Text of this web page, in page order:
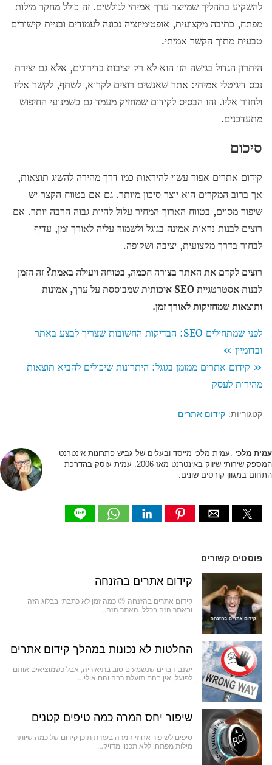
להשקיע בתהליך שמייצר ערך אמיתי לגולשים. זה כולל מחקר מילות
מפתח, כתיבה מקצועית, אופטימיזציה נכונה לעמודים ובניית קישורים
טבעית מתוך הקשר אמיתי.
היתרון הגדול בגישה הזו הוא לא רק יציבות בדירוגים, אלא גם יצירת
נכס דיגיטלי אמיתי: אתר שאנשים רוצים לקרוא, לשתף, לקשר אליו
ולחזור אליו. זהו הבסיס לקידום שמחזיק מעמד גם כשמנועי החיפוש
מתעדכנים.
סיכום
קידום אתרים אפור עשוי להיראות כמו דרך מהירה להשיג תוצאות,
אך ברוב המקרים הוא יוצר סיכון מיותר. גם אם בטווח הקצר יש
שיפור מסוים, בטווח הארוך המחיר עלול להיות גבוה הרבה יותר. אם
רוצים לבנות נראות אמינה בגוגל ולשמור עליה לאורך זמן, עדיף
לבחור בדרך מקצועית, יציבה ושקופה.
רוצים לקדם את האתר בצורה חכמה, בטוחה ויעילה באמת? זה הזמן
לבנות אסטרטגיית SEO איכותית שמבוססת על ערך, אמינות
ותוצאות שמחזיקות לאורך זמן.
לפני שמתחילים SEO: הבדיקות החשובות שצריך לבצע באתר
ובדומיין »
« קידום אתרים ממומן בגוגל: היתרונות שיכולים להביא תוצאות
מהירות לעסק
קטגוריות: קידום אתרים
עמית מלכי :עמית מלכי מייסד ובעלים של גביש פתרונות אינטרנט
המספק שירותי שיווק באינטרנט מאז 2006. עמית עוסק בהדרכת
התחום במגוון קורסים שונים.
פוסטים קשורים
קידום אתרים בהזנחה
קידום אתרים בהזנחה 😊 כמה זמן לא כתבתי בבלוג הזה
ובאתר הזה בכלל. האתר הזה…
החלטות לא נכונות במהלך קידום אתרים
ישנם דברים שנשמעים טוב בתיאוריה, אבל כשמוציאים אותם
לפועל, אין בהם תועלת רבה והם אולי…
שיפור יחס המרה כמה טיפים קטנים
טיפים לשיפור אחוזי המרה בעזרת תוכן קידום של כמה שיותר
מילות מפתח, ללא תכנון מדויק…